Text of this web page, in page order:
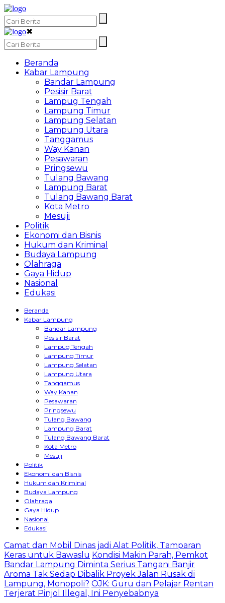
✖
Beranda
Kabar Lampung
Bandar Lampung
Pesisir Barat
Lampug Tengah
Lampung Timur
Lampung Selatan
Lampung Utara
Tanggamus
Way Kanan
Pesawaran
Pringsewu
Tulang Bawang
Lampung Barat
Tulang Bawang Barat
Kota Metro
Mesuji
Politik
Ekonomi dan Bisnis
Hukum dan Kriminal
Budaya Lampung
Olahraga
Gaya Hidup
Nasional
Edukasi
Beranda
Kabar Lampung
Bandar Lampung
Pesisir Barat
Lampug Tengah
Lampung Timur
Lampung Selatan
Lampung Utara
Tanggamus
Way Kanan
Pesawaran
Pringsewu
Tulang Bawang
Lampung Barat
Tulang Bawang Barat
Kota Metro
Mesuji
Politik
Ekonomi dan Bisnis
Hukum dan Kriminal
Budaya Lampung
Olahraga
Gaya Hidup
Nasional
Edukasi
Camat dan Mobil Dinas jadi Alat Politik, Tamparan
Keras untuk Bawaslu Kondisi Makin Parah, Pemkot
Bandar Lampung Diminta Serius Tangani Banjir
Aroma Tak Sedap Dibalik Proyek Jalan Rusak di
Lampung, Monopoli? OJK: Guru dan Pelajar Rentan
Terjerat Pinjol Illegal, Ini Penyebabnya